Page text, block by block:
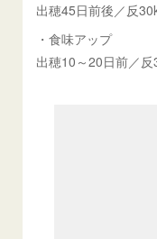
出穂45日前後／反
・食味アップ
出穂10～20日前／反